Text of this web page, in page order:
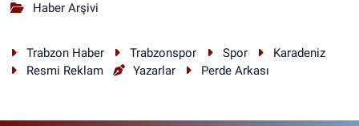
Haber Arşivi
Trabzon Haber Trabzonspor Spor
Karadeniz
Resmi Reklam
Yazarlar Perde Arkası